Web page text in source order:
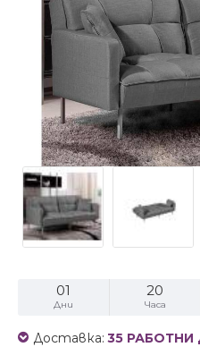
01
Дни
20
Часа
Доставка: 35 РАБОТНИ